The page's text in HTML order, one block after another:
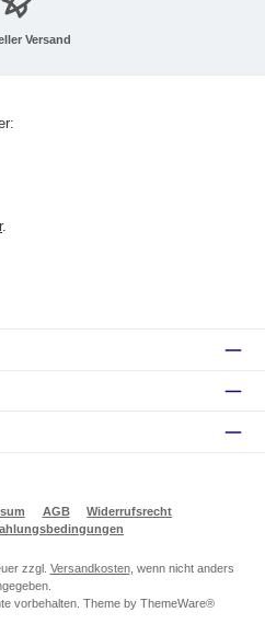
Versand
.
AGB
Widerrufsrecht
zzgl. Versandkosten, wenn nicht anders
vorbehalten. Theme by ThemeWare®